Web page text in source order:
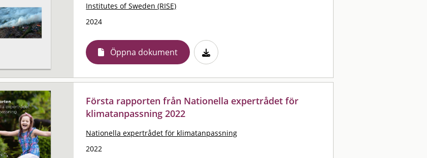
Institutes of Sweden (RISE)
2024
Öppna dokument
Första rapporten från Nationella expertrådet för
klimatanpassning 2022
Nationella expertrådet för klimatanpassning
2022